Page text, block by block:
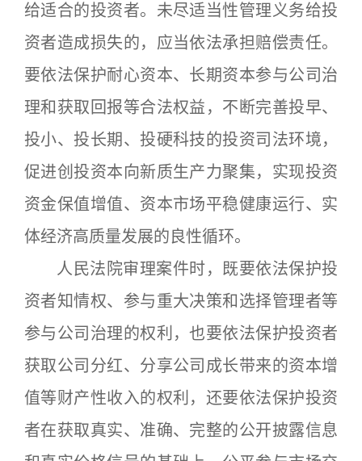
给适合的投资者。未尽适当性管理义务给投
资者造成损失的，应当依法承担赔偿责任。
要依法保护耐心资本、长期资本参与公司治
理和获取回报等合法权益，不断完善投早、
投小、投长期、投硬科技的投资司法环境，
促进创投资本向新质生产力聚集，实现投资
资金保值增值、资本市场平稳健康运行、实
体经济高质量发展的良性循环。
人民法院审理案件时，既要依法保护投
资者知情权、参与重大决策和选择管理者等
参与公司治理的权利，也要依法保护投资者
获取公司分红、分享公司成长带来的资本增
值等财产性收入的权利，还要依法保护投资
者在获取真实、准确、完整的公开披露信息